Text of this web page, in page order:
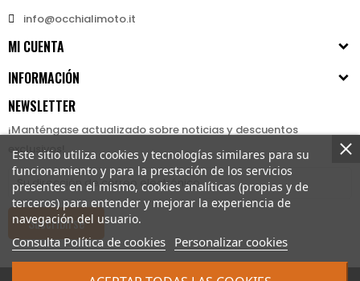
Este sitio utiliza cookies y tecnologías similares para su
funcionamiento y para la prestación de los servicios
presentes en el mismo, cookies analíticas (propias y de
terceros) para entender y mejorar la experiencia de
navegación del usuario.
Consulta Política de cookies Personalizar cookies
info@occhialimoto.it
MI CUENTA
INFORMACIÓN
NEWSLETTER
¡Manténgase actualizado sobre noticias y descuentos
exclusivos!
Suscribirse